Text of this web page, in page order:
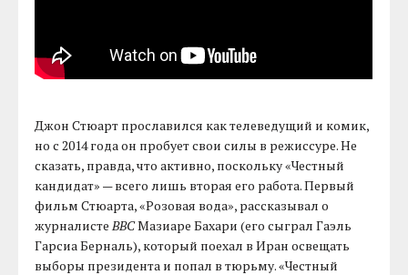
Джон Стюарт прославился как телеведущий и комик,
но с 2014 года он пробует свои силы в режиссуре. Не
сказать, правда, что активно, поскольку «Честный
кандидат» — всего лишь вторая его работа. Первый
фильм Стюарта, «Розовая вода», рассказывал о
журналистеBBCМазиаре Бахари (его сыграл Гаэль
Гарсиа Берналь), который поехал в Иран освещать
выборы президента и попал в тюрьму. «Честный